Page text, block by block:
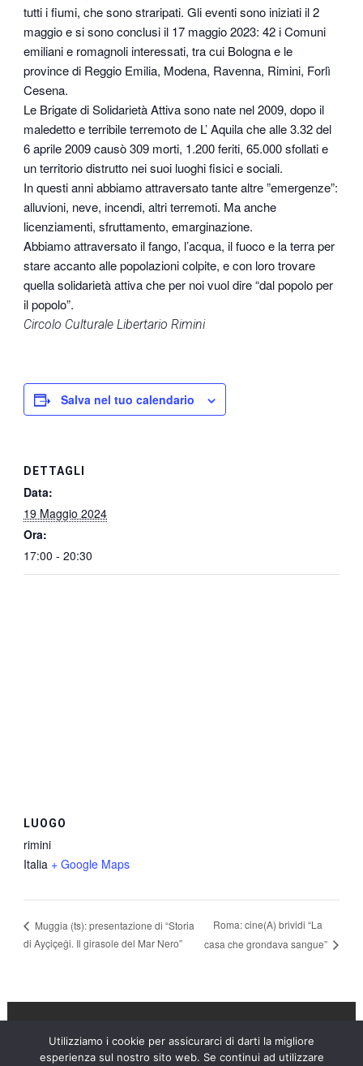
tutti i fiumi, che sono straripati. Gli eventi sono iniziati il 2
maggio e si sono conclusi il 17 maggio 2023: 42 i Comuni
emiliani e romagnoli interessati, tra cui Bologna e le
province di Reggio Emilia, Modena, Ravenna, Rimini, Forlì
Cesena.
Le Brigate di Solidarietà Attiva sono nate nel 2009, dopo il
maledetto e terribile terremoto de L’ Aquila che alle 3.32 del
6 aprile 2009 causò 309 morti, 1.200 feriti, 65.000 sfollati e
un territorio distrutto nei suoi luoghi fisici e sociali.
In questi anni abbiamo attraversato tante altre ”emergenze”:
alluvioni, neve, incendi, altri terremoti. Ma anche
licenziamenti, sfruttamento, emarginazione.
Abbiamo attraversato il fango, l’acqua, il fuoco e la terra per
stare accanto alle popolazioni colpite, e con loro trovare
quella solidarietà attiva che per noi vuol dire “dal popolo per
il popolo”.
Circolo Culturale Libertario Rimini
Salva nel tuo calendario
DETTAGLI
Data:
19 Maggio 2024
Ora:
17:00 - 20:30
LUOGO
rimini
Italia + Google Maps
Muggia (ts): presentazione di “Storia
di Ayçiçeǧi. Il girasole del Mar Nero”
Roma: cine(A) brividi “La
casa che grondava sangue”
Umanità Nova © 2026
Utilizziamo i cookie per assicurarci di darti la migliore
esperienza sul nostro sito web. Se continui ad utilizzare